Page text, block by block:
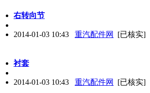
右转向节
2014-01-03 10:43 重汽配件网 [已核实]
衬套
2014-01-03 10:43 重汽配件网 [已核实]